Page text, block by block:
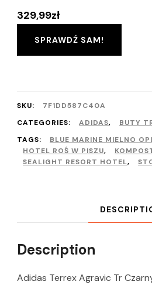
329,99zł
SPRAWDŹ SAM!
SKU:
7F1DD587C40A
CATEGORIES:
ADIDAS,
BUTY
TAGS:
BLUE MARINE MIELNO
HOTEL ROŚ W PISZU,
SEALIGHT RESORT HOTEL,
Description
Adidas Terrex Agravic Tr